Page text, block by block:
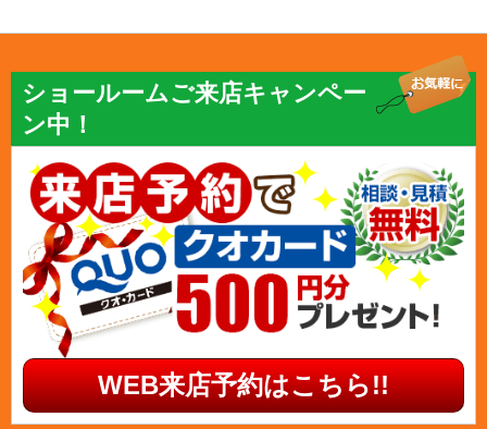
ショールームご来店キャンペー
ン中！
WEB来店予約はこちら!!